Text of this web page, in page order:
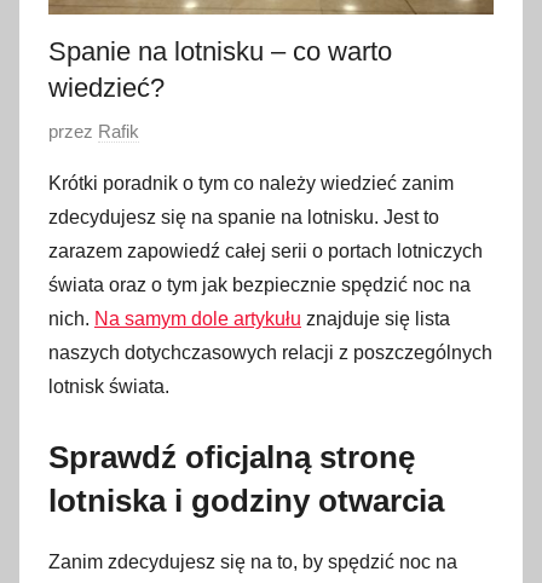
Spanie na lotnisku – co warto
wiedzieć?
O
u
b
l
i
k
o
w
n
2
l
przez Rafik
Krótki poradnik o tym co należy wiedzieć zanim
zdecydujesz się na spanie na lotnisku. Jest to
zarazem zapowiedź całej serii o portach lotniczych
świata oraz o tym jak bezpiecznie spędzić noc na
nich. Na samym dole artykułu znajduje się lista
naszych dotychczasowych relacji z poszczególnych
lotnisk świata.
Sprawdź oficjalną stronę
lotniska i godziny otwarcia
Zanim zdecydujesz się na to, by spędzić noc na